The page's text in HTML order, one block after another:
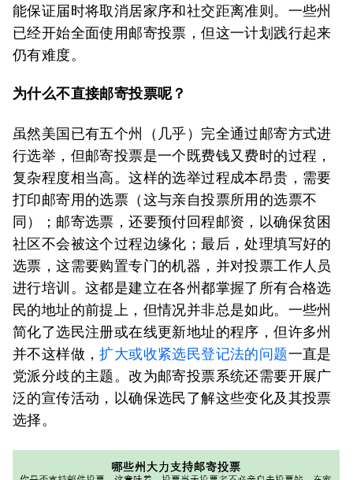
能保证届时将取消居家序和社交距离准则。一些州
已经开始全面使用邮寄投票，但这一计划践行起来
仍有难度。
为什么不直接邮寄投票呢？
虽然美国已有五个州（几乎）完全通过邮寄方式进
行选举，但邮寄投票是一个既费钱又费时的过程，
复杂程度相当高。这样的选举过程成本昂贵，需要
打印邮寄用的选票（这与亲自投票所用的选票不
同）；邮寄选票，还要预付回程邮资，以确保贫困
社区不会被这个过程边缘化；最后，处理填写好的
选票，这需要购置专门的机器，并对投票工作人员
进行培训。这都是建立在各州都掌握了所有合格选
民的地址的前提上，但情况并非总是如此。一些州
简化了选民注册或在线更新地址的程序，但许多州
并不这样做，扩大或收紧选民登记法的问题一直是
党派分歧的主题。改为邮寄投票系统还需要开展广
泛的宣传活动，以确保选民了解这些变化及其投票
选择。